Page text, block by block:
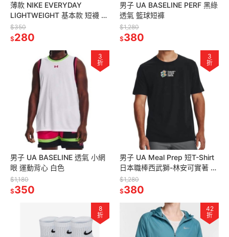
薄款 NIKE EVERYDAY
LIGHTWEIGHT 基本款 短襪 黑
色
$350
$280
男子 UA BASELINE PERF 黑綠
透氣 籃球短褲
$1,280
$380
3
折
男子 UA BASELINE 透氣 小網
眼 運動背心 白色
$1,180
$350
3
折
男子 UA Meal Prep 短T-Shirt
日本職棒西武獅-林安可實著 黑
色 定價1280
$1,280
$380
8
折
42
折